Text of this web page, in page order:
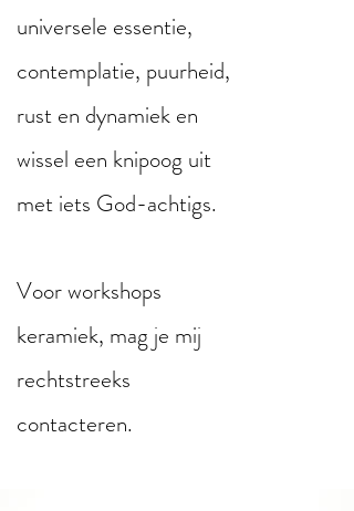
universele essentie,
contemplatie, puurheid,
rust en dynamiek en
wissel een knipoog uit
met iets God-achtigs.
Voor workshops
keramiek, mag je mij
rechtstreeks
contacteren.